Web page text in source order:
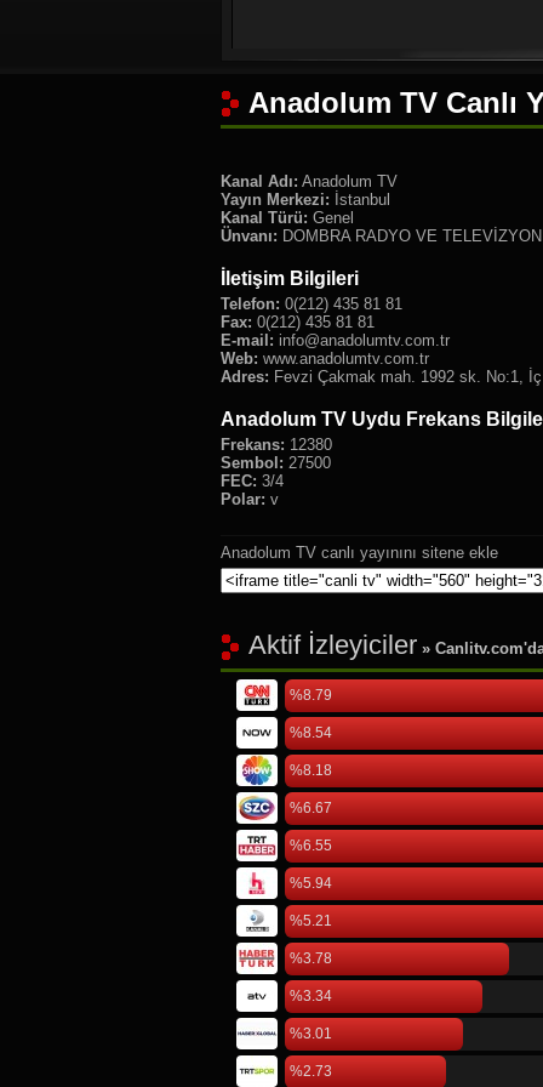
Anadolum TV Canlı
Kanal Adı: Anadolum TV
Yayın Merkezi: İstanbul
Kanal Türü: Genel
Ünvanı: DOMBRA RADYO VE
İletişim Bilgileri
Telefon: 0(212) 435 81 81
Fax: 0(212) 435 81 81
E-mail: info@anadolumtv.com.tr
Web: www.anadolumtv.com.tr
Adres: Fevzi Çakmak mah. 1992 sk. No:1, İç
Anadolum TV Uydu Frekans
Frekans: 12380
Sembol: 27500
FEC: 3/4
Polar: v
Anadolum TV canlı yayınını sitene ekle
Aktif İzleyiciler »
%8.79
%8.54
%8.18
%6.67
%6.55
%5.94
%5.21
%3.78
%3.34
%3.01
%2.73